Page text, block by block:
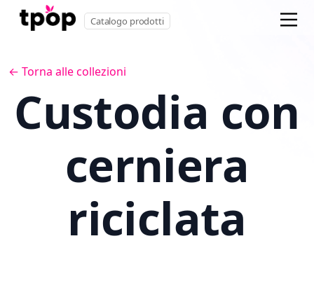
Catalogo prodotti
← Torna alle collezioni
Custodia con
cerniera
riciclata